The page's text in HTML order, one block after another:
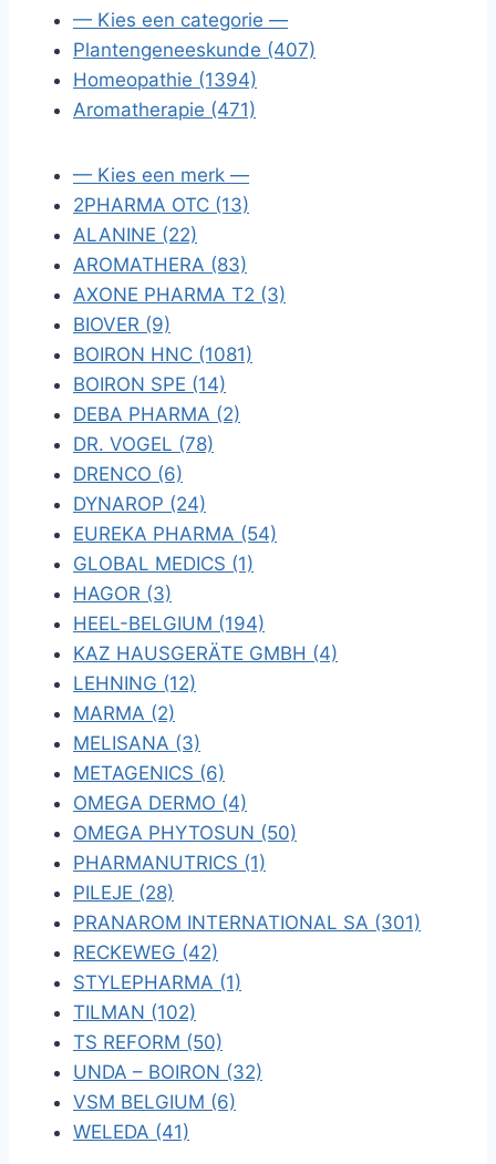
— Kies een categorie —
Plantengeneeskunde (407)
Homeopathie (1394)
Aromatherapie (471)
— Kies een merk —
2PHARMA OTC (13)
ALANINE (22)
AROMATHERA (83)
AXONE PHARMA T2 (3)
BIOVER (9)
BOIRON HNC (1081)
BOIRON SPE (14)
DEBA PHARMA (2)
DR. VOGEL (78)
DRENCO (6)
DYNAROP (24)
EUREKA PHARMA (54)
GLOBAL MEDICS (1)
HAGOR (3)
HEEL-BELGIUM (194)
KAZ HAUSGERÄTE GMBH (4)
LEHNING (12)
MARMA (2)
MELISANA (3)
METAGENICS (6)
OMEGA DERMO (4)
OMEGA PHYTOSUN (50)
PHARMANUTRICS (1)
PILEJE (28)
PRANAROM INTERNATIONAL SA (301)
RECKEWEG (42)
STYLEPHARMA (1)
TILMAN (102)
TS REFORM (50)
UNDA – BOIRON (32)
VSM BELGIUM (6)
WELEDA (41)